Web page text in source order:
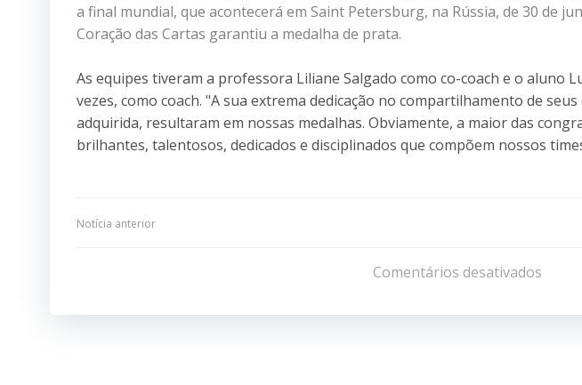
a final mundial, que acontecerá em Saint Petersburg, na Rússia, de 30 de
Coração das Cartas garantiu a medalha de prata.
As equipes tiveram a professora Liliane Salgado como co-coach e o aluno
vezes, como coach. "A sua extrema dedicação no compartilhamento de
adquirida, resultaram em nossas medalhas. Obviamente, a maior das
brilhantes, talentosos, dedicados e disciplinados que compõem nossos
Navegação
Post
Notícia anterior
de
Post
Comentários desativados